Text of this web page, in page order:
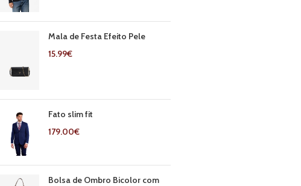
Mala de Festa Efeito Pele
15.99€
Fato slim fit
179.00€
Bolsa de Ombro Bicolor com